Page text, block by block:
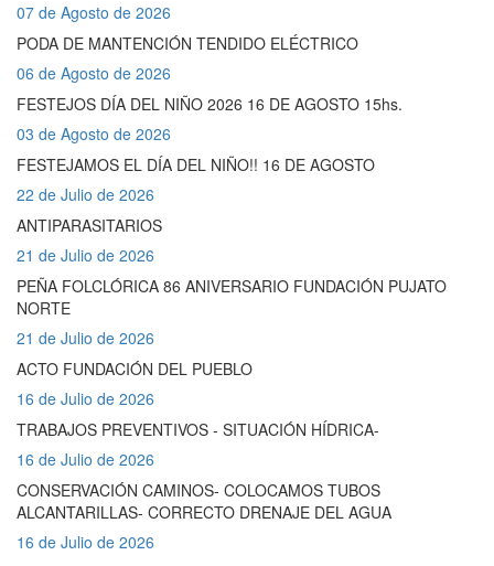
07 de Agosto de 2026
PODA DE MANTENCIÓN TENDIDO ELÉCTRICO
06 de Agosto de 2026
FESTEJOS DÍA DEL NIÑO 2026 16 DE AGOSTO 15hs.
03 de Agosto de 2026
FESTEJAMOS EL DÍA DEL NIÑO!! 16 DE AGOSTO
22 de Julio de 2026
ANTIPARASITARIOS
21 de Julio de 2026
PEÑA FOLCLÓRICA 86 ANIVERSARIO FUNDACIÓN PUJATO
NORTE
21 de Julio de 2026
ACTO FUNDACIÓN DEL PUEBLO
16 de Julio de 2026
TRABAJOS PREVENTIVOS - SITUACIÓN HÍDRICA-
16 de Julio de 2026
CONSERVACIÓN CAMINOS- COLOCAMOS TUBOS
ALCANTARILLAS- CORRECTO DRENAJE DEL AGUA
16 de Julio de 2026